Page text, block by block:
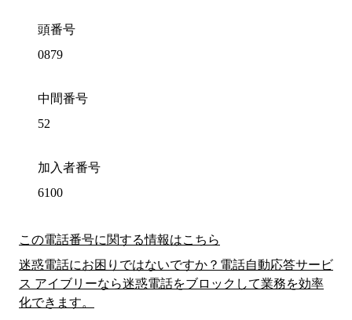
頭番号
0879
中間番号
52
加入者番号
6100
この電話番号に関する情報はこちら
迷惑電話にお困りではないですか？電話自動応答サービ
ス アイブリーなら迷惑電話をブロックして業務を効率
化できます。